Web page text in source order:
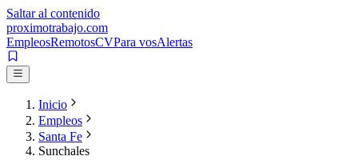
Saltar al contenido
proximotrabajo.com
EmpleosRemotosCVPara vosAlertas
Inicio
Empleos
Santa Fe
Sunchales